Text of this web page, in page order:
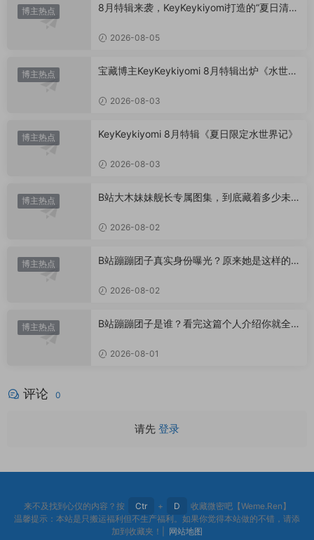
博主热点
8月特辑来袭，KeyKeykiyomi打造的“夏日清凉
2026-08-05
博主热点
宝藏博主KeyKeykiyomi 8月特辑出炉《水世界
2026-08-03
博主热点 KeyKeykiyomi 8月特辑《夏日限定水世界记》
2026-08-03
博主热点
B站大木妹妹舰长专属图集，到底藏着多少未
2026-08-02
博主热点
B站蹦蹦团子真实身份曝光？原来她是这样的U
2026-08-02
博主热点
B站蹦蹦团子是谁？看完这篇个人介绍你就全
2026-08-01
评论 0
请先 登录
来不及找到心仪的内容？按 Ctr + D
收藏微密吧【Weme.Ren】
温馨提示：本站是只搬运福利但不生产福利。如果你觉得本站做的不错，请添
加到收藏夹！| 网站地图